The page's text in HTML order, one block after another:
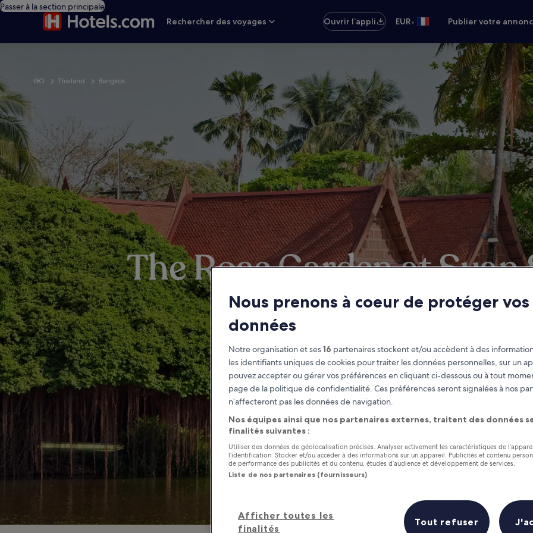
Passer à la section principale
Rechercher des voyages
Ouvrir l’appli EUR• Publier votre
GO Thailand Bangkok
The Rose Garden at
Cultural Center in Nakhon Pathom
Nous prenons à coeur de protéger vos
données
Notre organisation et ses16 partenaires stockent et/ou accèdent à des
les identifiants uniques de cookies pour traiter les données personnelles, sur un
pouvez accepter ou gérer vos préférences en cliquant ci-dessous ou à tout
page de la politique de confidentialité. Ces préférences seront signalées à nos
n’affecteront pas les données de navigation.
Nos équipes ainsi que nos partenaires externes, traitent des données
finalités suivantes :
Utiliser des données de géolocalisation précises. Analyser activement les caractéristiques de
l’identification. Stocker et/ou accéder à des informations sur un appareil. Publicités et contenu
de performance des publicités et du contenu, études d’audience et développement de services.
Liste de nos partenaires (fournisseurs)
Afficher toutes les
finalités
Tout refuser